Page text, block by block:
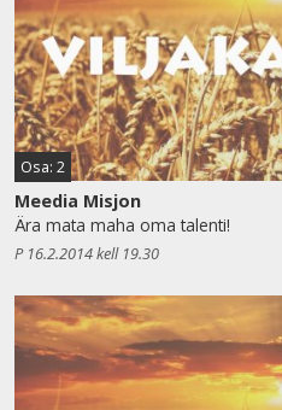
Osa: 2
Meedia Misjon
Ära mata maha oma talenti!
P 16.2.2014 kell 19.30